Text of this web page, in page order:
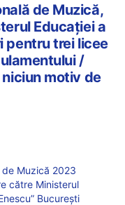
de Muzică,
Educației a
pentru trei licee
/
motiv de
Muzică 2023
către Ministerul
București